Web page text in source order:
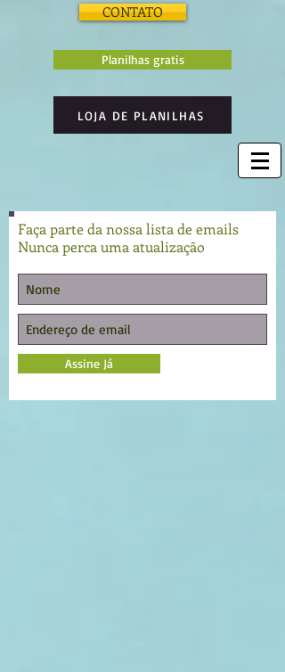
CONTATO
Planilhas gratis
LOJA DE PLANILHAS
Faça parte da nossa lista de emails
Nunca perca uma atualização
Assine Já